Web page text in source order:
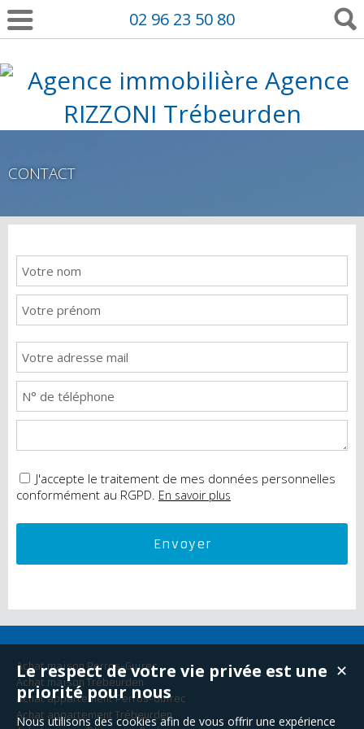
02 96 23 50 80
CONTACT
J'accepte le traitement de mes données personnelles
conformément au RGPD. En savoir plus
Achat maison Perros-Guirec
Achat maison Trébeurden
Achat appartement Perros-Guirec
Achat appartement Trébeurden
✕
Le respect de votre vie privée est une
priorité pour nous
Nous utilisons des cookies afin de vous offrir une expérience